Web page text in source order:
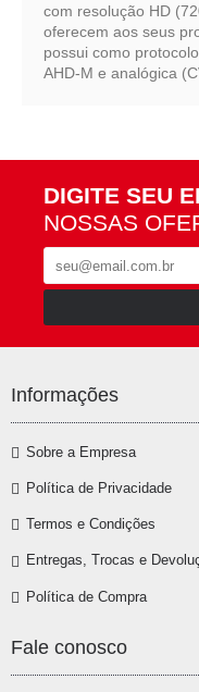
com resolução HD
oferecem aos seus
possui como
AHD-M e analógica
DIGITE SEU
NOSSAS
Informações
Sobre a Empresa
Política de Privacidade
Termos e Condições
Entregas, Trocas e
Política de Compra
Fale conosco